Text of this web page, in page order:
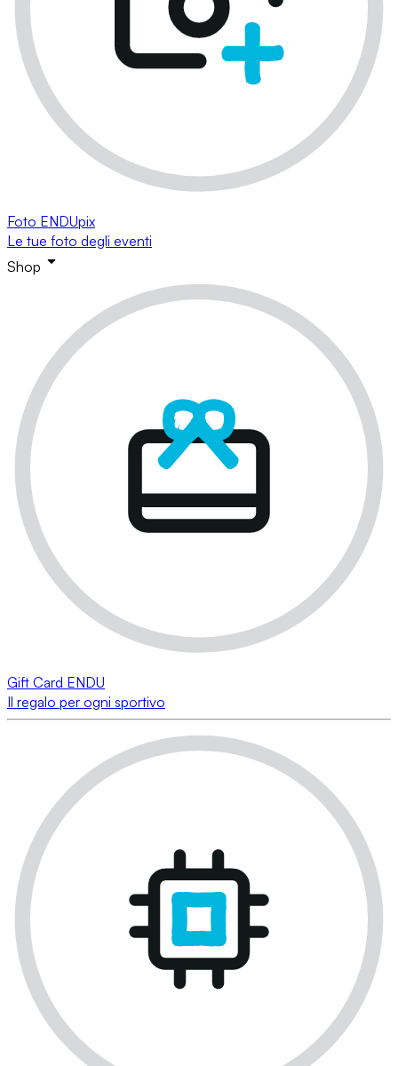
Foto ENDUpix
Le tue foto degli eventi
Shop
Gift Card ENDU
Il regalo per ogni sportivo